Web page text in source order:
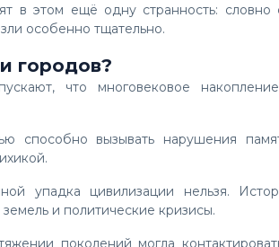
особенно тщательно.
городов?
и политические кризисы.